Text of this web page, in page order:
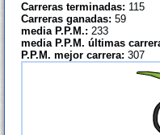
Carreras terminadas: 115
Carreras ganadas: 59
media P.P.M.: 233
media P.P.M. últimas
P.P.M. mejor carrera: 307